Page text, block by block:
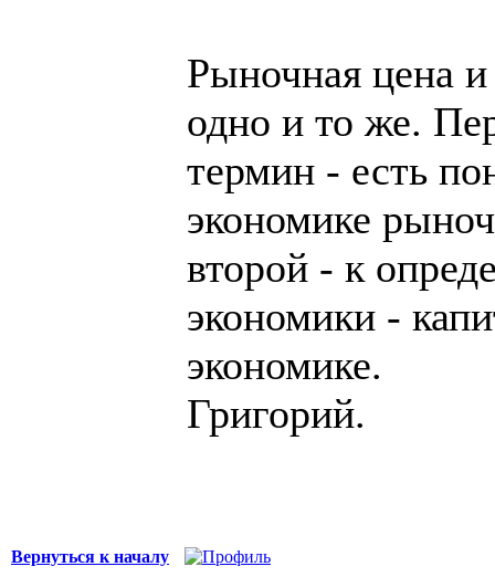
Рыночная цена и
одно и то же.
термин - есть
экономике
второй - к
экономики -
экономике.
Григорий.
Вернуться к началу